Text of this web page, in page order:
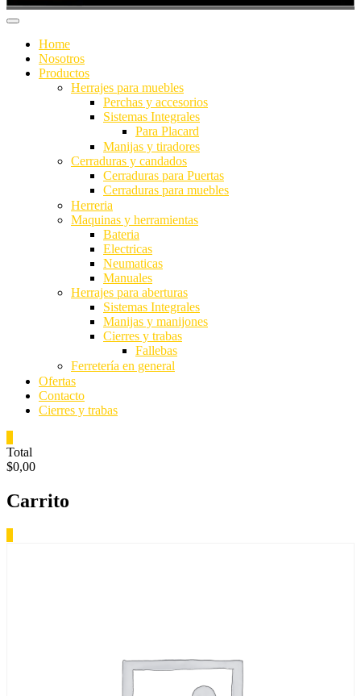
Home
Nosotros
Productos
Herrajes para muebles
Perchas y accesorios
Sistemas Integrales
Para Placard
Manijas y tiradores
Cerraduras y candados
Cerraduras para Puertas
Cerraduras para muebles
Herreria
Maquinas y herramientas
Bateria
Electricas
Neumaticas
Manuales
Herrajes para aberturas
Sistemas Integrales
Manijas y manijones
Cierres y trabas
Fallebas
Ferretería en general
Ofertas
Contacto
Cierres y trabas
Total
$0,00
Carrito